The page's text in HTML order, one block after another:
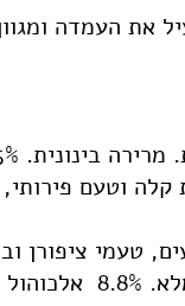
את העמדה
5% אלכוהול
פירותי, גוף בינוני.
ציפורן ובננה,